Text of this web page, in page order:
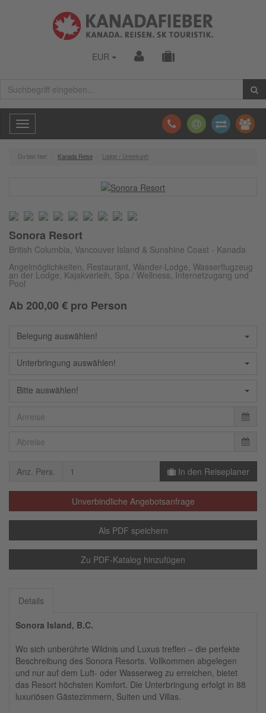
EUR
Toggle
navigation
Du bist hier: Kanada Reise Lodge / Unterkunft
Sonora Resort
British Columbia, Vancouver Island & Sunshine Coast - Kanada
Angelmöglichkeiten, Restaurant, Wander-Lodge, Wasserflugzeug
an der Lodge, Kajakverleih, Spa / Wellness, Internetzugang und
Pool
Ab 200,00 € pro Person
Belegung auswählen!
Unterbringung auswählen!
Bitte auswählen!
Anz. Pers. In den Reiseplaner
Unverbindliche Angebotsanfrage
Als PDF speichern
Zu PDF-Katalog hinzufügen
Details
Sonora Island, B.C.
Wo sich unberührte Wildnis und Luxus treffen – die perfekte
Beschreibung des Sonora Resorts. Vollkommen abgelegen
und nur auf dem Luft- oder Wasserweg zu erreichen, bietet
das Resort höchsten Komfort. Die Unterbringung erfolgt in 88
luxuriösen Gästezimmern, Suiten und Villas.